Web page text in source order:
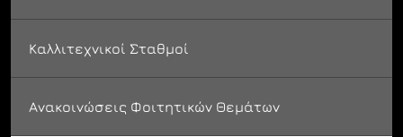
Καλλιτεχνικοί Σταθμοί
Ανακοινώσεις Φοιτητικών Θεμάτων